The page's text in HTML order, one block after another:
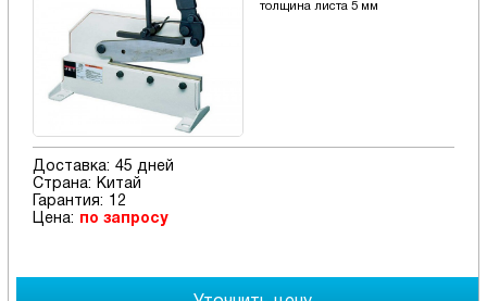
толщина листа 5 мм
Доставка: 45 дней
Страна:
Китай
Гарантия:
12
Цена:
по запросу